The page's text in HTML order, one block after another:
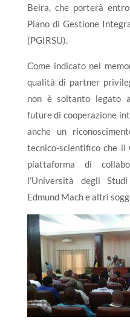
Beira, che porterà entro
Piano di Gestione
(PGIRSU).
Come indicato nel
qualità di partner
non è soltanto legato
future di cooperazione
anche un
tecnico-scientifico che
piattaforma di
l’Università degli
Edmund Mach e altri